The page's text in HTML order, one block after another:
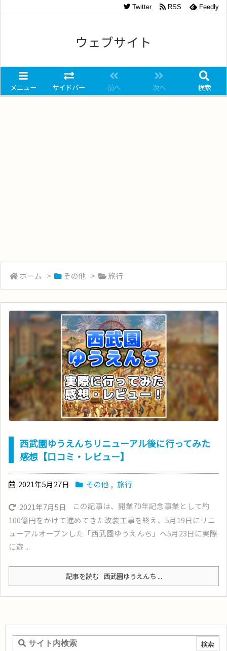
ウェブサイト
メニュー サイドバー 前へ 次へ 検索
Twitter RSS Feedly
ホーム > その他 > 旅行
西武園ゆうえんちリニューアル後に行ってみた
感想【口コミ・レビュー】
2021年5月27日 その他 , 旅行
2021年7月5日
この記事は、開業70年記念事業として約
100億円をかけて進めてきた改装工事を終え、5月19日にリニ
ューアルオープンした「西武園ゆうえんち」へ5月23日に実際
に遊 ...
記事を読む 西武園ゆうえんち ...